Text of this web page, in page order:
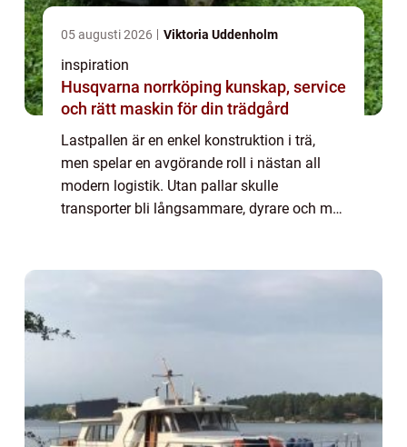
05 augusti 2026 Viktoria Uddenholm
inspiration
Husqvarna norrköping kunskap, service
och rätt maskin för din trädgård
Lastpallen är en enkel konstruktion i trä,
men spelar en avgörande roll i nästan all
modern logistik. Utan pallar skulle
transporter bli långsammare, dyrare och mer